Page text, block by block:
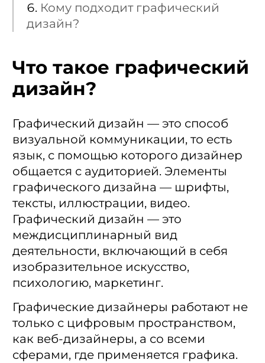
Кому подходит графический
дизайн?
Что такое графический
дизайн?
Графический дизайн — это способ
визуальной коммуникации, то есть
язык, с помощью которого дизайнер
общается с аудиторией. Элементы
графического дизайна — шрифты,
тексты, иллюстрации, видео.
Графический дизайн — это
междисциплинарный вид
деятельности, включающий в себя
изобразительное искусство,
психологию, маркетинг.
Графические дизайнеры работают не
только с цифровым пространством,
как веб-дизайнеры, а со всеми
сферами, где применяется графика.